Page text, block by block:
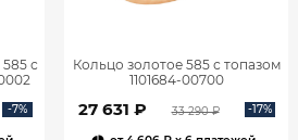
с
-7%
Кольцо золотое 585 с топазом
1101684-00700
27 631 ₽ 33 290 ₽ -17%